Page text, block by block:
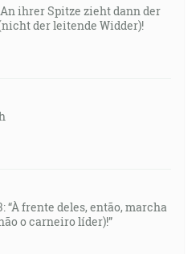
ihrer Spitze zieht dann der
der leitende Widder)!
“À frente deles, então, marcha
o carneiro líder)!”